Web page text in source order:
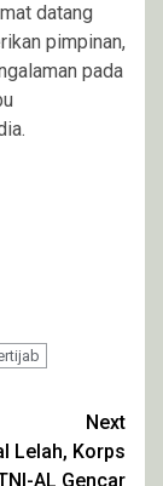
datang
pimpinan,
pada
Next
Lelah, Korps
AL Gencar